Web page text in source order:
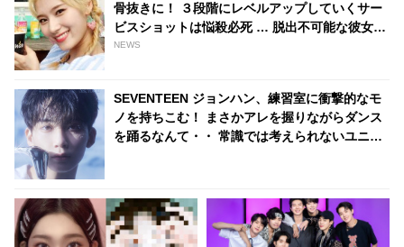
骨抜きに！ ３段階にレベルアップしていくサー
ビスショットは悩殺必死 … 脱出不可能な彼女の
キュートさにハマってしまうONCE続出
NEWS
SEVENTEEN ジョンハン、練習室に衝撃的なモ
ノを持ちこむ！ まさかアレを握りながらダンス
を踊るなんて・・ 常識では考えられないユニー